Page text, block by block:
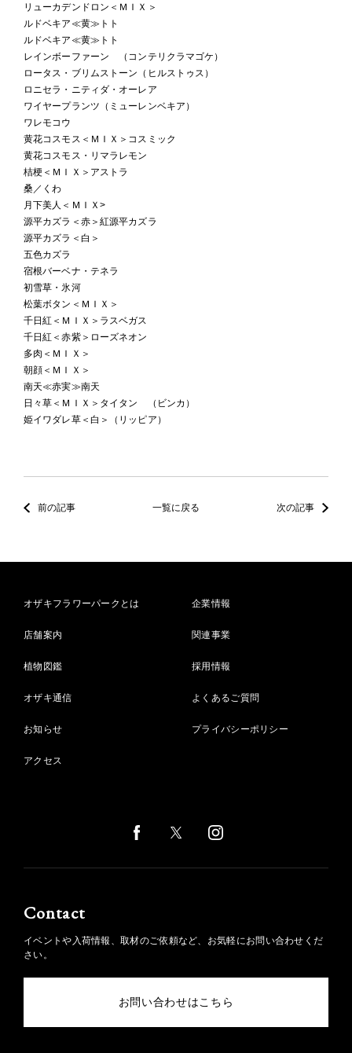
リューカデンドロン＜ＭＩＸ＞
ルドベキア≪黄≫トト
ルドベキア≪黄≫トト
レインボーファーン （コンテリクラマゴケ）
ロータス・ブリムストーン（ヒルストゥス）
ロニセラ・ニティダ・オーレア
ワイヤープランツ（ミューレンベキア）
ワレモコウ
黄花コスモス＜ＭＩＸ＞コスミック
黄花コスモス・リマラレモン
桔梗＜ＭＩＸ＞アストラ
桑／くわ
月下美人＜ＭＩＸ>
源平カズラ＜赤＞紅源平カズラ
源平カズラ＜白＞
五色カズラ
宿根バーベナ・テネラ
初雪草・氷河
松葉ボタン＜ＭＩＸ＞
千日紅＜ＭＩＸ＞ラスベガス
千日紅＜赤紫＞ローズネオン
多肉＜ＭＩＸ＞
朝顔＜ＭＩＸ＞
南天≪赤実≫南天
日々草＜ＭＩＸ＞タイタン （ビンカ）
姫イワダレ草＜白＞（リッピア）
前の記事 一覧に戻る 次の記事
オザキフラワーパークとは
店舗案内
植物図鑑
オザキ通信
お知らせ
アクセス
企業情報
関連事業
採用情報
よくあるご質問
プライバシーポリシー
Contact
イベントや入荷情報、取材のご依頼など、お気軽にお問い合わせくだ
さい。
お問い合わせはこちら